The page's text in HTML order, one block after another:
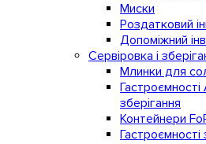
Миски
Роздатковий
Допоміжний
Сервіровка і
Млинки для
Гастроємності
зберігання
Контейнери
Гастроємності